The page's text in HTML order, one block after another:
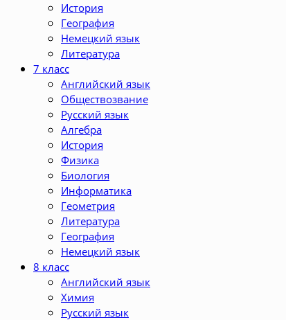
История
География
Немецкий язык
Литература
7 класс
Английский язык
Обществозвание
Русский язык
Алгебра
История
Физика
Биология
Информатика
Геометрия
Литература
География
Немецкий язык
8 класс
Английский язык
Химия
Русский язык